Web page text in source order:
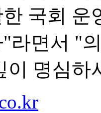
국회 운
라면서 "
이 명심